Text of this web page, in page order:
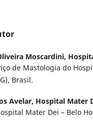
Moscardini,
de Mastologia do
Brasil.
Avelar, Hospital Mater
Mater Dei – Belo